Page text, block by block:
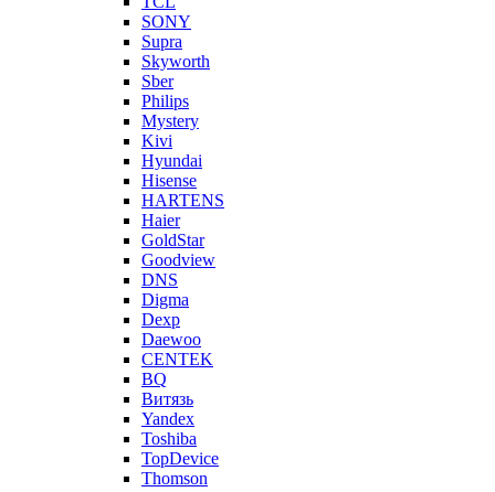
SONY
Supra
Skyworth
Sber
Philips
Mystery
Kivi
Hyundai
Hisense
HARTENS
Haier
GoldStar
Goodview
DNS
Digma
Dexp
Daewoo
CENTEK
BQ
Витязь
Yandex
Toshiba
TopDevice
Thomson